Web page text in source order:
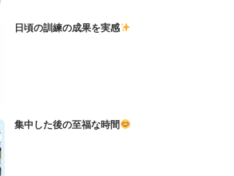
日頃の訓練の成果を実感
集中した後の至福な時間